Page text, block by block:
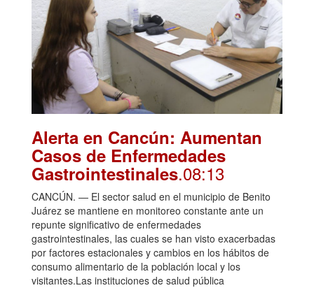
Alerta en Cancún: Aumentan
Casos de Enfermedades
Gastrointestinales.08:13
CANCÚN. — El sector salud en el municipio de Benito
Juárez se mantiene en monitoreo constante ante un
repunte significativo de enfermedades
gastrointestinales, las cuales se han visto exacerbadas
por factores estacionales y cambios en los hábitos de
consumo alimentario de la población local y los
visitantes.Las instituciones de salud pública